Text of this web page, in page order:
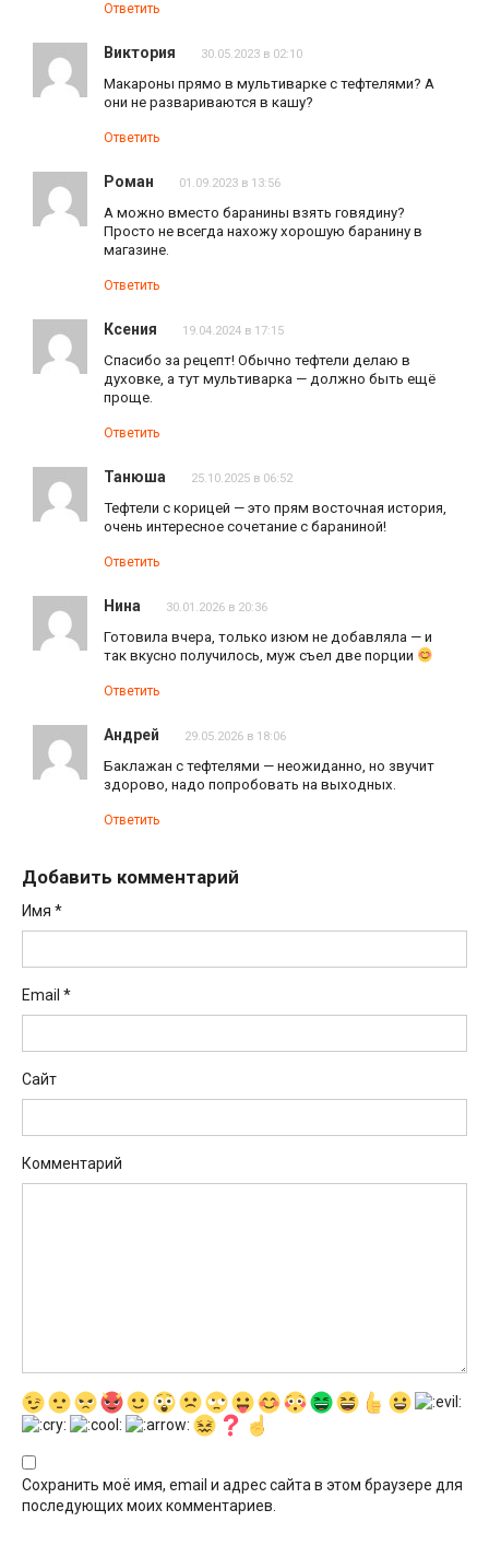
Ответить
Виктория 30.05.2023 в 02:10
Макароны прямо в мультиварке с тефтелями? А
они не развариваются в кашу?
Ответить
Роман 01.09.2023 в 13:56
А можно вместо баранины взять говядину?
Просто не всегда нахожу хорошую баранину в
магазине.
Ответить
Ксения 19.04.2024 в 17:15
Спасибо за рецепт! Обычно тефтели делаю в
духовке, а тут мультиварка — должно быть ещё
проще.
Ответить
Танюша 25.10.2025 в 06:52
Тефтели с корицей — это прям восточная история,
очень интересное сочетание с бараниной!
Ответить
Нина 30.01.2026 в 20:36
Готовила вчера, только изюм не добавляла — и
так вкусно получилось, муж съел две порции
Ответить
Андрей 29.05.2026 в 18:06
Баклажан с тефтелями — неожиданно, но звучит
здорово, надо попробовать на выходных.
Ответить
Добавить комментарий
Имя *
Email *
Сайт
Комментарий
Сохранить моё имя, email и адрес сайта в этом браузере для
последующих моих комментариев.